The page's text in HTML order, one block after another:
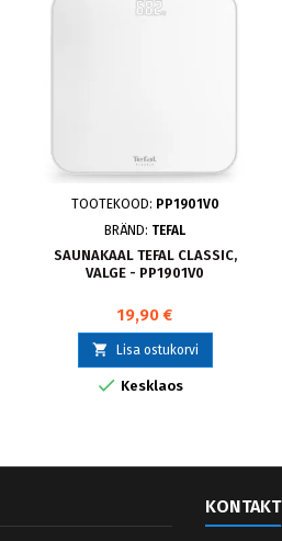
TOOTEKOOD: PP1901V0
BRÄND: TEFAL
SAUNAKAAL TEFAL CLASSIC,
VALGE - PP1901V0
19,90 €
 Lisa ostukorvi
 Kesklaos
KONTAKT